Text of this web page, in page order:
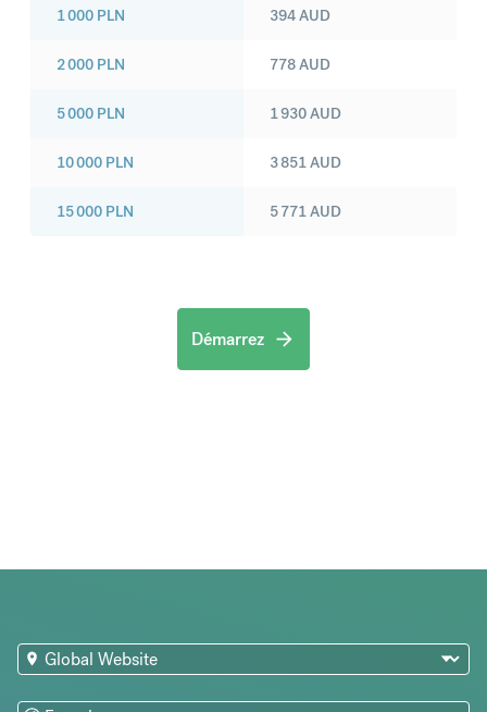
1 000 PLN
2 000 PLN
5 000 PLN
10 000 PLN
15 000 PLN
394AUD
778AUD
1 930AUD
3 851AUD
5 771AUD
Démarrez